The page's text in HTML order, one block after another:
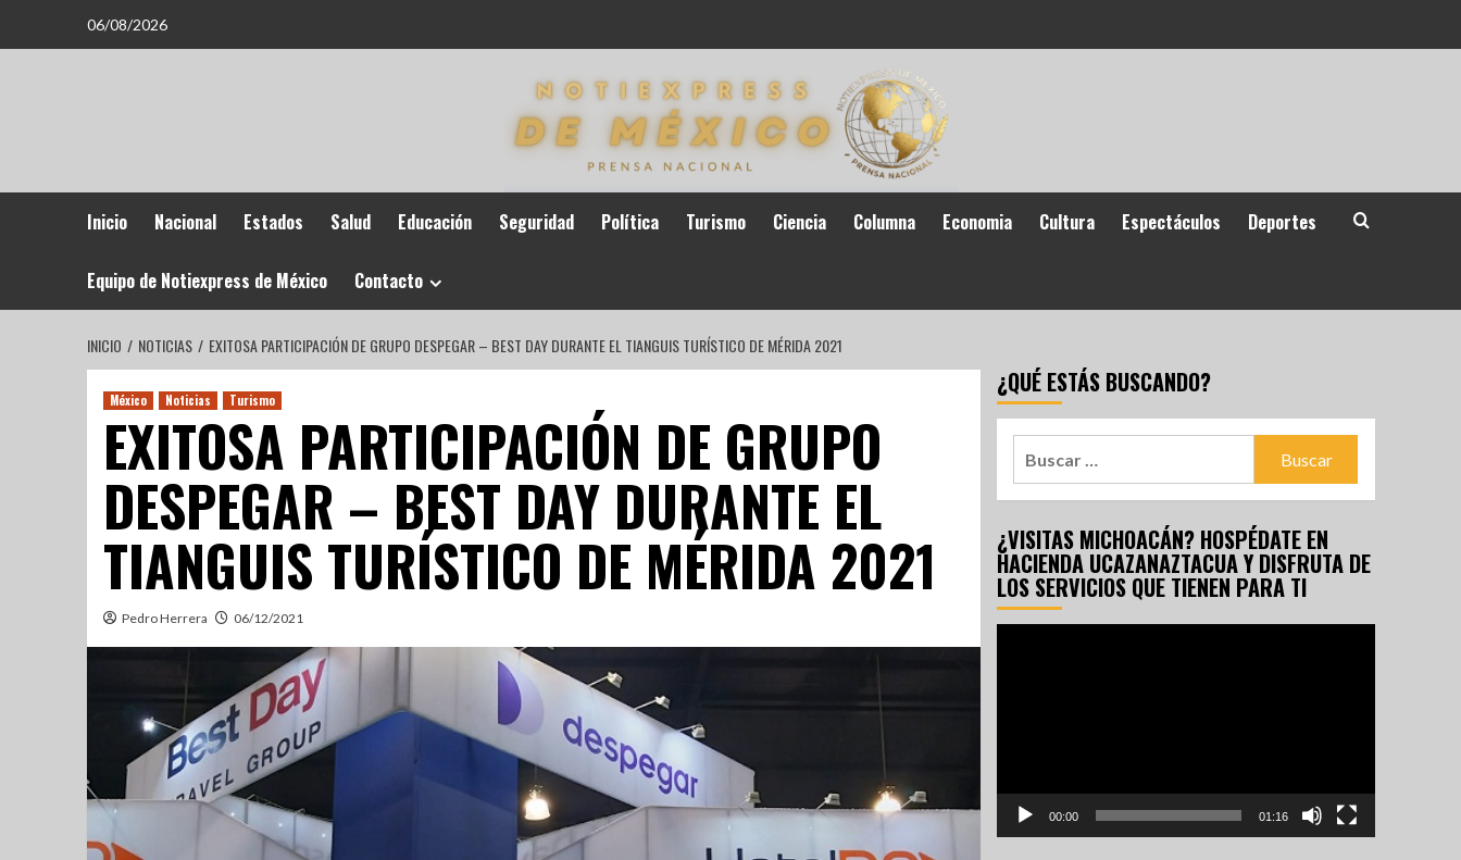
06/08/2026
Inicio Nacional Estados Salud Educación Seguridad Política Turismo Ciencia Columna Economia Cultura Espectáculos Deportes
Equipo de Notiexpress de México Contacto
INICIO NOTICIAS EXITOSA PARTICIPACIÓN DE GRUPO DESPEGAR – BEST DAY DURANTE EL TIANGUIS TURÍSTICO DE MÉRIDA 2021
México Noticias Turismo
EXITOSA PARTICIPACIÓN DE GRUPO
DESPEGAR – BEST DAY DURANTE EL
TIANGUIS TURÍSTICO DE MÉRIDA 2021
Pedro Herrera 06/12/2021
¿QUÉ ESTÁS BUSCANDO?
¿VISITAS MICHOACÁN? HOSPÉDATE EN
HACIENDA UCAZANAZTACUA Y DISFRUTA DE
LOS SERVICIOS QUE TIENEN PARA TI
00:00 01:16